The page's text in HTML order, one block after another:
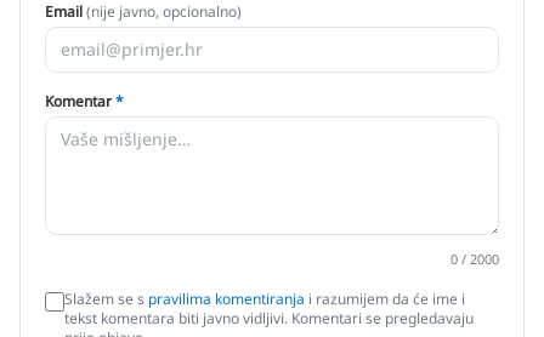
Email(nije javno, opcionalno)
Komentar*
0 / 2000
Slažem se s pravilima komentiranja i razumijem da će ime i
tekst komentara biti javno vidljivi. Komentari se pregledavaju